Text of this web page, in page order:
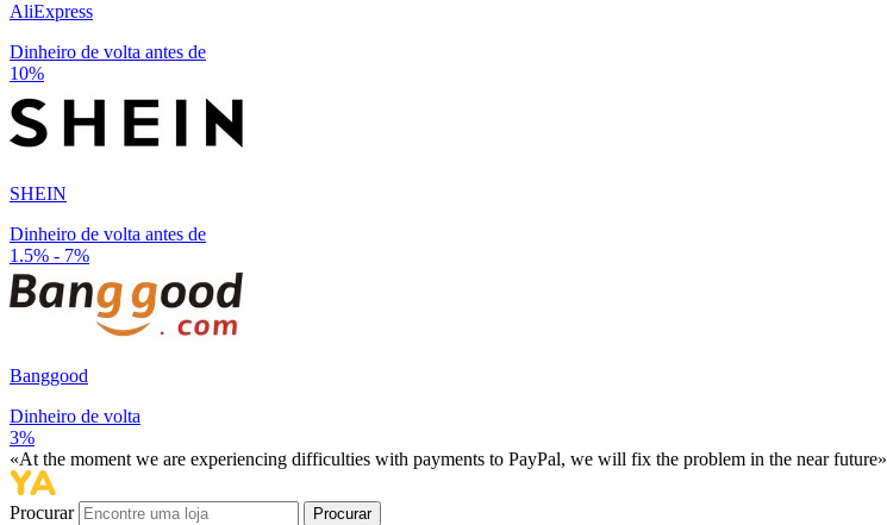
AliExpress
Dinheiro de volta antes de
10%
SHEIN
Dinheiro de volta antes de
1.5% - 7%
Banggood
Dinheiro de volta
3%
«At the moment we are experiencing difficulties with payments to PayPal, we will fix the problem in the near future»
Procurar Procurar